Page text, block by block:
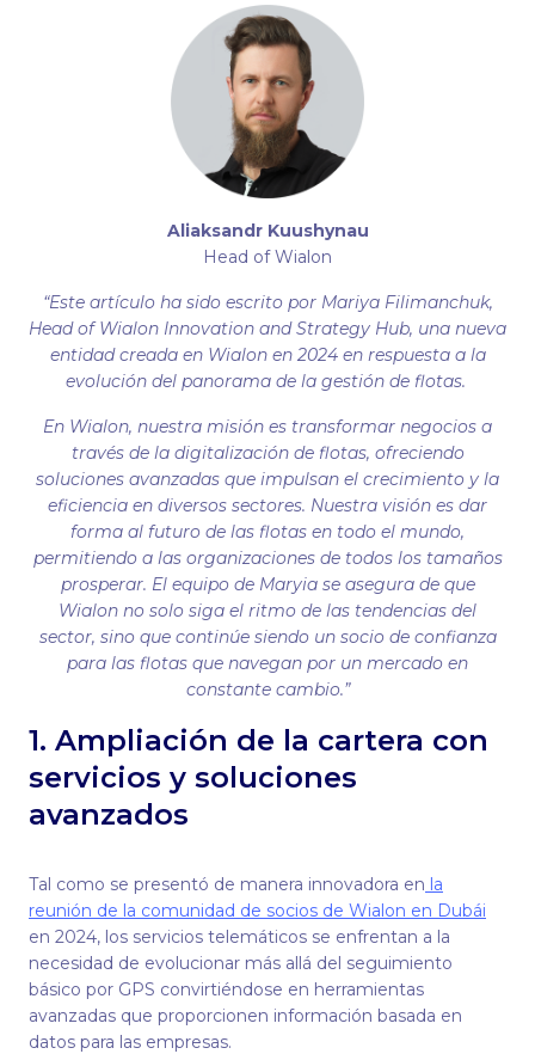
Aliaksandr Kuushynau
Head of Wialon
“Este artículo ha sido escrito por Mariya Filimanchuk,
Head of Wialon Innovation and Strategy Hub, una nueva
entidad creada en Wialon en 2024 en respuesta a la
evolución del panorama de la gestión de flotas.
En Wialon, nuestra misión es transformar negocios a
través de la digitalización de flotas, ofreciendo
soluciones avanzadas que impulsan el crecimiento y la
eficiencia en diversos sectores. Nuestra visión es dar
forma al futuro de las flotas en todo el mundo,
permitiendo a las organizaciones de todos los tamaños
prosperar. El equipo de Maryia se asegura de que
Wialon no solo siga el ritmo de las tendencias del
sector, sino que continúe siendo un socio de confianza
para las flotas que navegan por un mercado en
constante cambio.”
1. Ampliación de la cartera con
servicios y soluciones
avanzados
Tal como se presentó de manera innovadora en la
reunión de la comunidad de socios de Wialon en Dubái
en 2024, los servicios telemáticos se enfrentan a la
necesidad de evolucionar más allá del seguimiento
básico por GPS convirtiéndose en herramientas
avanzadas que proporcionen información basada en
datos para las empresas.